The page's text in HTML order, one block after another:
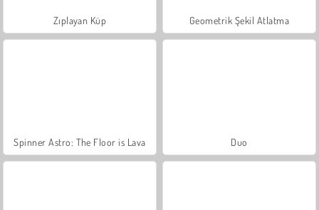
Zıplayan Küp Geometrik Şekil Atlatma
Spinner Astro: The Floor is Lava Duo